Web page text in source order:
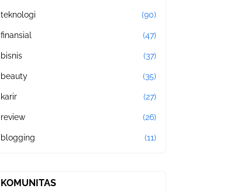
teknologi (90)
finansial (47)
bisnis (37)
beauty (35)
karir (27)
review (26)
blogging (11)
KOMUNITAS